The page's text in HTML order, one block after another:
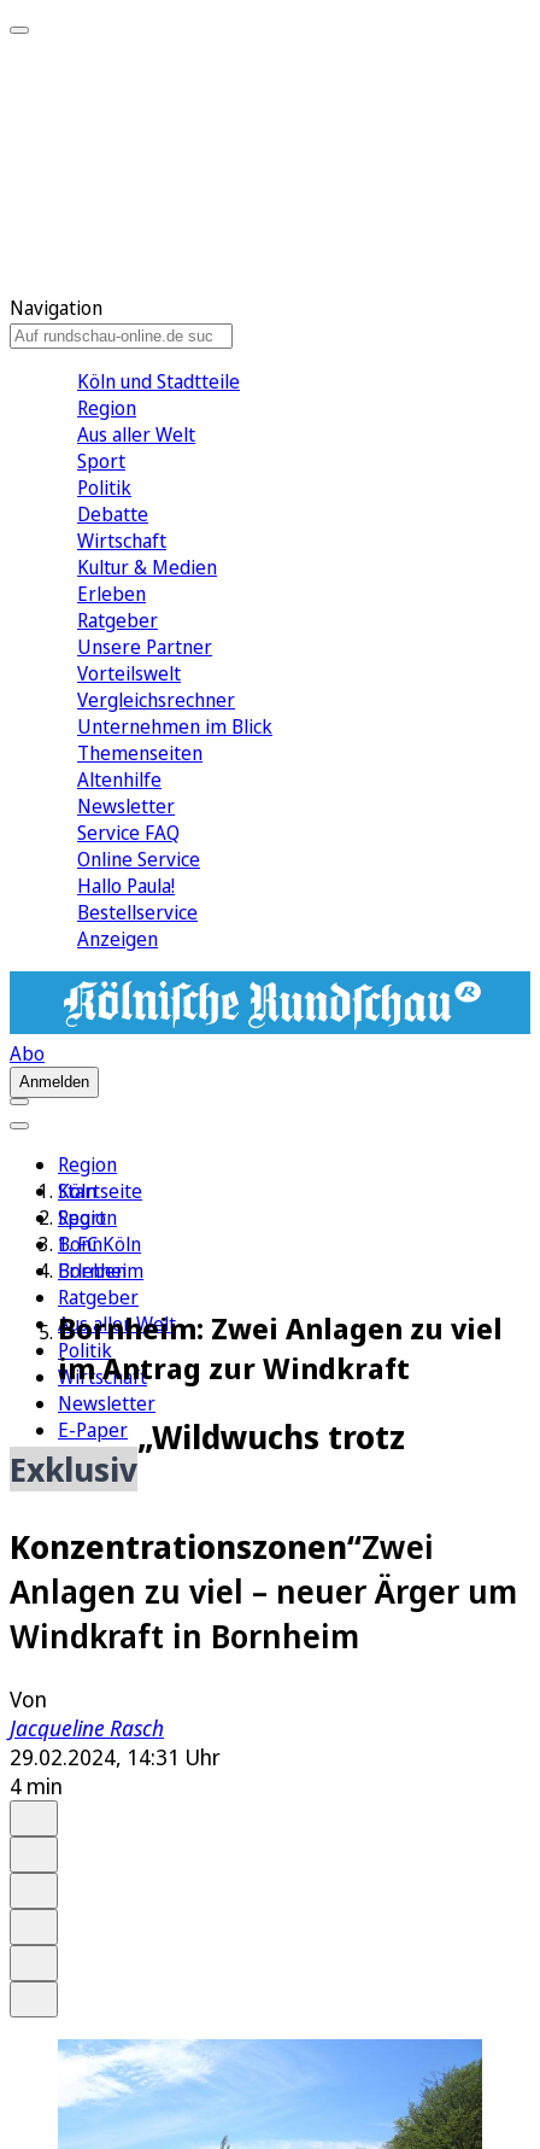
Navigation
Köln und Stadtteile
Region
Aus aller Welt
Sport
Politik
Debatte
Wirtschaft
Kultur & Medien
Erleben
Ratgeber
Unsere Partner
Vorteilswelt
Vergleichsrechner
Unternehmen im Blick
Themenseiten
Altenhilfe
Newsletter
Service FAQ
Online Service
Hallo Paula!
Bestellservice
Anzeigen
Abo
Anmelden
Region
Köln
Sport
1. FC Köln
Erleben
Ratgeber
Aus aller Welt
Politik
Wirtschaft
Newsletter
E-Paper
Startseite
Region
Bonn
Bornheim
Bornheim: Zwei Anlagen zu viel
im Antrag zur Windkraft
Exklusiv
„Wildwuchs trotz
Konzentrationszonen“Zwei
Anlagen zu viel – neuer Ärger um
Windkraft in Bornheim
Von
Jacqueline Rasch
29.02.2024, 14:31 Uhr
4 min